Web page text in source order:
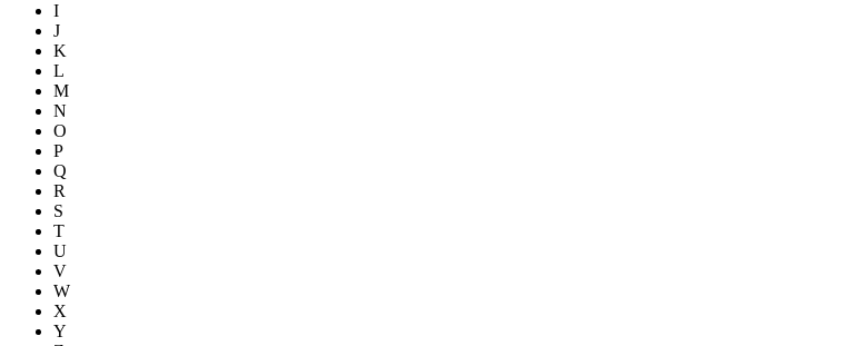
I
J
K
L
M
N
O
P
Q
R
S
T
U
V
W
X
Y